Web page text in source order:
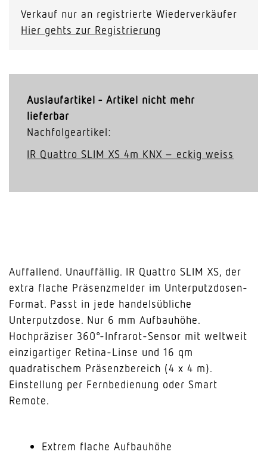
Verkauf nur an registrierte Wiederverkäufer
Hier gehts zur Registrierung
Auslaufartikel - Artikel nicht mehr
lieferbar
Nachfolgeartikel:
IR Quattro SLIM XS 4m KNX – eckig weiss
Auffallend. Unauffällig. IR Quattro SLIM XS, der
extra flache Präsenzmelder im Unterputzdosen-
Format. Passt in jede handelsübliche
Unterputzdose. Nur 6 mm Aufbauhöhe.
Hochpräziser 360°-Infrarot-Sensor mit weltweit
einzigartiger Retina-Linse und 16 qm
quadratischem Präsenzbereich (4 x 4 m).
Einstellung per Fernbedienung oder Smart
Remote.
Extrem flache Aufbauhöhe